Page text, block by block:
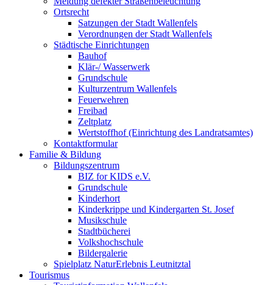
Ortsrecht
Satzungen der Stadt Wallenfels
Verordnungen der Stadt Wallenfels
Städtische Einrichtungen
Bauhof
Klär-/ Wasserwerk
Grundschule
Kulturzentrum Wallenfels
Feuerwehren
Freibad
Zeltplatz
Wertstoffhof (Einrichtung des Landratsamtes)
Kontaktformular
Familie & Bildung
Bildungszentrum
BIZ for KIDS e.V.
Grundschule
Kinderhort
Kinderkrippe und Kindergarten St. Josef
Musikschule
Stadtbücherei
Volkshochschule
Bildergalerie
Spielplatz NaturErlebnis Leutnitztal
Tourismus